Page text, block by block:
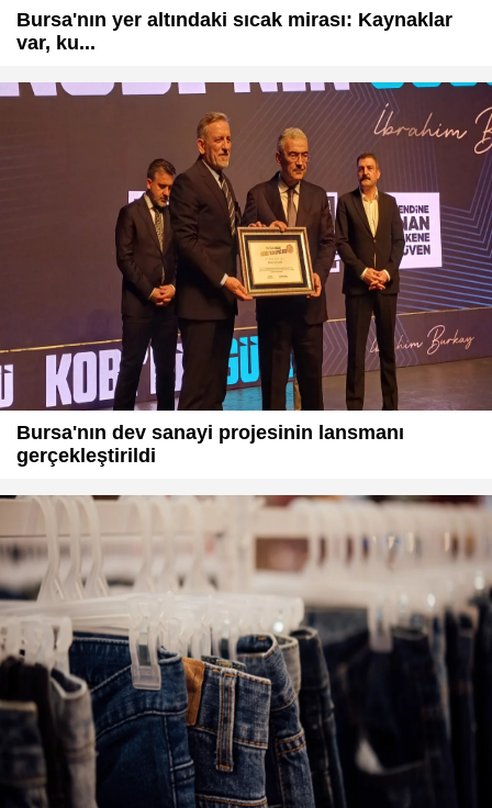
Bursa'nın yer altındaki sıcak mirası: Kaynaklar
var, ku...
Bursa'nın dev sanayi projesinin lansmanı
gerçekleştirildi